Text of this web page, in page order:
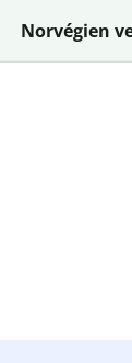
Norvégien